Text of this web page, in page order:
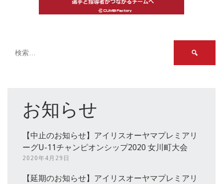
お知らせ
【中止のお知らせ】アイリスオーヤマプレミアリ
ーグU-11チャンピオンシップ2020 女川町大会
2020年4月29日
【延期のお知らせ】アイリスオーヤマプレミアリ